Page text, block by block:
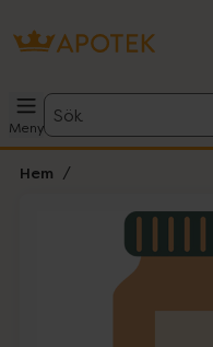
Meny
Sök
Hem
Lista: .